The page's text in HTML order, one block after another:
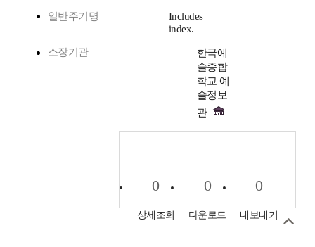
일반주기명
Includes
index.
소장기관
한국예
술종합
학교 예
술정보
관
0
상세조회
0
다운로드
0
내보내기